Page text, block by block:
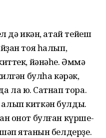
дə икəн, атай тейеш
тоя һалып,
йəнəһе. Əммə
булһа кəрəк,
ла юҡ. Сатнап тора.
киткəн булды.
онот булған күрше-
ятҡанын белдерҙе.